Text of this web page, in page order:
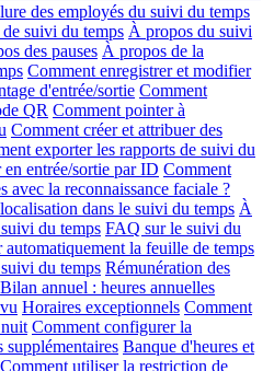
des employés du suivi du temps
suivi du temps À propos du suivi
des pauses À propos de la
Comment enregistrer et modifier
d'entrée/sortie Comment
QR Comment pointer à
Comment créer et attribuer des
exporter les rapports de suivi du
entrée/sortie par ID Comment
avec la reconnaissance faciale ?
dans le suivi du temps À
du temps FAQ sur le suivi du
la feuille de temps
du temps Rémunération des
Bilan annuel : heures annuelles
Horaires exceptionnels Comment
Comment configurer la
supplémentaires Banque d'heures et
Comment utiliser la restriction de